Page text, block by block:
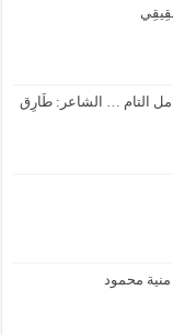
التام … الشاعر: طَارِق
محمود